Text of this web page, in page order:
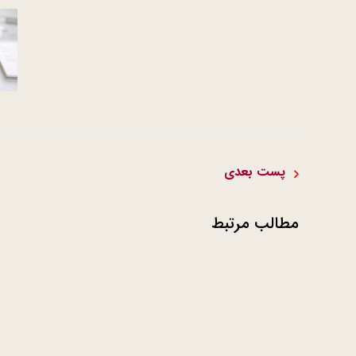
پست بعدی
مطالب مرتبط